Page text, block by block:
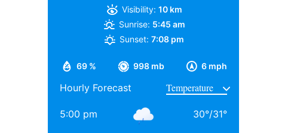
69 % 998 mb 6 mph
Visibility: 10 km
Sunrise: 5:45 am
Sunset: 7:08 pm
Hourly Forecast
5:00 pm 30°/31°